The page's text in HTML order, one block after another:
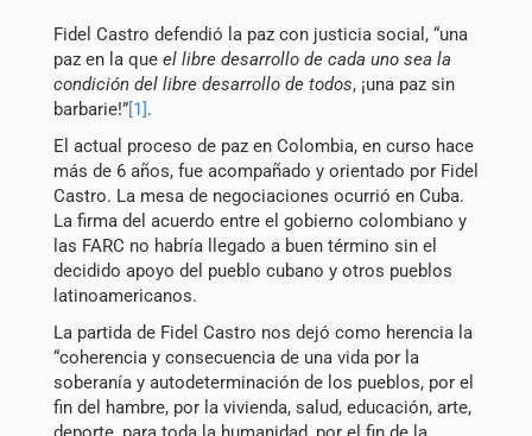
Contato
Pesquisar
por:
Fidel Castro defendió la paz con justicia social, “una
paz en la que el libre desarrollo de cada uno sea la
condición del libre desarrollo de todos, ¡una paz sin
barbarie!”[1].
El actual proceso de paz en Colombia, en curso hace
más de 6 años, fue acompañado y orientado por Fidel
Castro. La mesa de negociaciones ocurrió en Cuba.
La firma del acuerdo entre el gobierno colombiano y
las FARC no habría llegado a buen término sin el
decidido apoyo del pueblo cubano y otros pueblos
latinoamericanos.
La partida de Fidel Castro nos dejó como herencia la
“coherencia y consecuencia de una vida por la
soberanía y autodeterminación de los pueblos, por el
fin del hambre, por la vivienda, salud, educación, arte,